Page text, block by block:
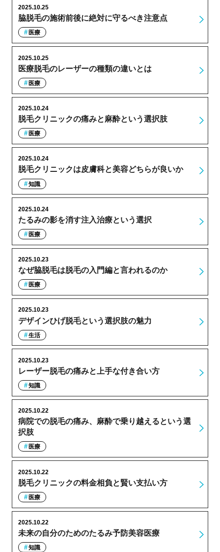
脇脱毛の施術前後に絶対に守るべき注意点
2025.10.25
医療
医療脱毛のレーザーの種類の違いとは
2025.10.25
医療
脱毛クリニックの痛みと麻酔という選択肢
2025.10.24
医療
脱毛クリニックは皮膚科と美容どちらが良いか
2025.10.24
知識
たるみの影を消す注入治療という選択
2025.10.24
医療
なぜ脇脱毛は脱毛の入門編と言われるのか
2025.10.23
医療
デザインひげ脱毛という選択肢の魅力
2025.10.23
生活
レーザー脱毛の痛みと上手な付き合い方
2025.10.23
知識
病院での脱毛の痛み、麻酔で乗り越えるという選
択肢
2025.10.22
医療
脱毛クリニックの料金相負と賢い支払い方
2025.10.22
医療
未来の自分のためのたるみ予防美容医療
2025.10.22
知識